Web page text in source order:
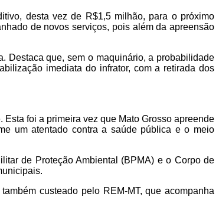
desta vez de R$1,5 milhão, para o próximo
de novos serviços, pois além da apreensão
Destaca que, sem o maquinário, a probabilidade
imediata do infrator, com a retirada dos
foi a primeira vez que Mato Grosso apreende
um atentado contra a saúde pública e o meio
de Proteção Ambiental (BPMA) e o Corpo de
custeado pelo REM-MT, que acompanha